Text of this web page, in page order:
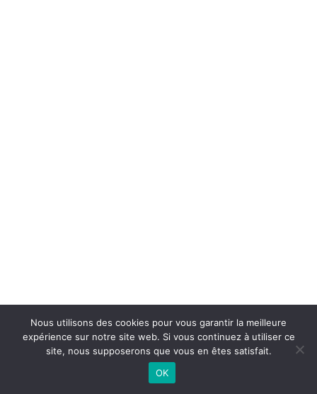
2026 - Basket Club Basse-Goulaine | Site internet réalisé par
CONTACTEZ-NOUS | MENTIONS LÉGALES
Nous utilisons des cookies pour vous garantir la meilleure
expérience sur notre site web. Si vous continuez à utiliser ce
site, nous supposerons que vous en êtes satisfait.
OK